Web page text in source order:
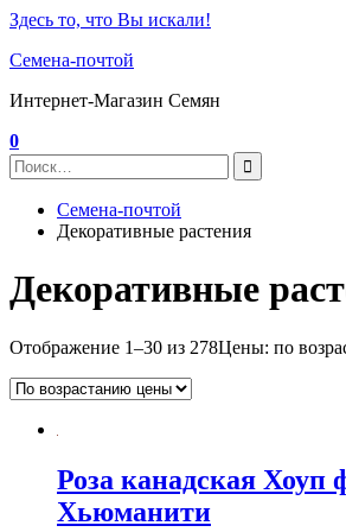
Здесь то, что Вы искали!
Семена-почтой
Интернет-Магазин Семян
0
Семена-почтой
Декоративные растения
Декоративные
Отображение 1–30 из 278Цены: по
Роза канадская Хоуп
Хьюманити